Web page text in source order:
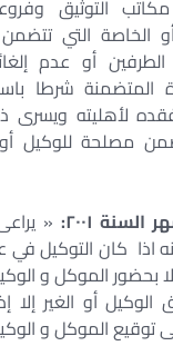
التوثيق
أو الخاصة التي
الطرفين أو عدم
المتضمنة شرطا
لأهليته ويسرى
مصلحة للوكيل
«
أنه اذا كان التوكيل
بحضور الموكل و
أو الغير إلا
الموكل و